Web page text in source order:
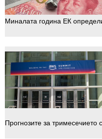
Миналата година ЕК
Прогнозите за тримесечието